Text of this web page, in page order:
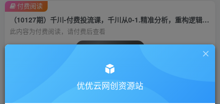
（10127期）千川-付费投流课，千川从0-1.精准分析，重构逻辑实战训练（32节课）
此内容为付费阅读，请付费后查看
会员专属资源
您暂无购买权限，请先开通会员
付费阅读
优优云网创资源站